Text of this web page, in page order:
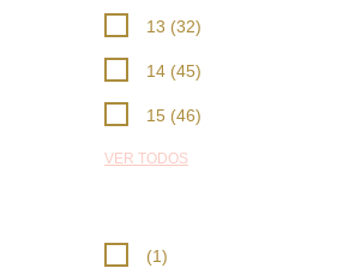
13 (32)
14 (45)
15 (46)
VER TODOS
(1)